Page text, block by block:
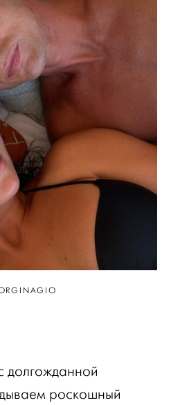
долгожданной
роскошный